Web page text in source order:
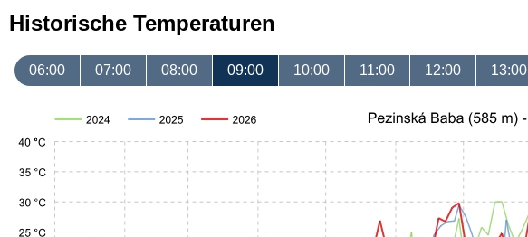
Historische Temperaturen
06:00 07:00 08:00 09:00 10:00 11:00 12:00 13:00